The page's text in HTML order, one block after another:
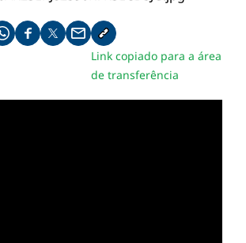
Compartilhe pelo whatsapp
Compartilhar no facebook
Compartilhar no twitter
Compartilhe pelo email
Copiar link da notícia
Link copiado para a área
de transferência